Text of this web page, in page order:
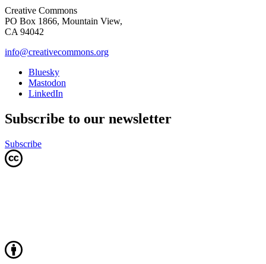
Creative Commons
PO Box 1866, Mountain View,
CA 94042
info@creativecommons.org
Bluesky
Mastodon
LinkedIn
Subscribe to our newsletter
Subscribe